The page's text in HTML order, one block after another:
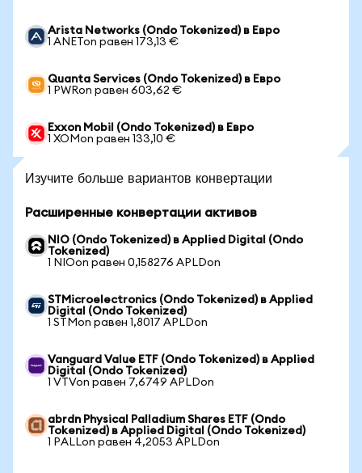
Arista Networks (Ondo Tokenized) в Евро
1 ANETon равен 173,13 €
Quanta Services (Ondo Tokenized) в Евро
1 PWRon равен 603,62 €
Exxon Mobil (Ondo Tokenized) в Евро
1 XOMon равен 133,10 €
Изучите больше вариантов конвертации
Расширенные конвертации активов
NIO (Ondo Tokenized) в Applied Digital (Ondo
Tokenized)
1 NIOon равен 0,158276 APLDon
STMicroelectronics (Ondo Tokenized) в Applied
Digital (Ondo Tokenized)
1 STMon равен 1,8017 APLDon
Vanguard Value ETF (Ondo Tokenized) в Applied
Digital (Ondo Tokenized)
1 VTVon равен 7,6749 APLDon
abrdn Physical Palladium Shares ETF (Ondo
Tokenized) в Applied Digital (Ondo Tokenized)
1 PALLon равен 4,2053 APLDon